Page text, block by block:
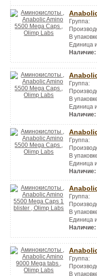
Группа:
В
Единица
Наличие:
Группа:
В
Единица
Наличие:
Группа:
В
Единица
Наличие:
Группа:
В
Единица
Наличие:
Группа:
В